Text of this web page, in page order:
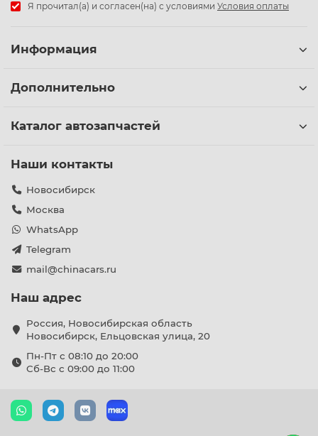
Я прочитал(а) и согласен(на) с условиями Условия оплаты
Информация
Дополнительно
Каталог автозапчастей
Наши контакты
Новосибирск
Москва
WhatsApp
Telegram
mail@chinacars.ru
Наш адрес
Россия, Новосибирская область
Новосибирск, Ельцовская улица, 20
Пн-Пт с 08:10 до 20:00
Сб-Вс с 09:00 до 11:00